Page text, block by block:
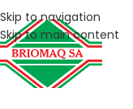
Skip to navigation
Skip to main content